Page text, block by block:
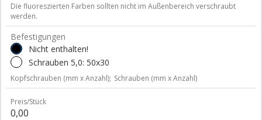
Die fluoreszierten Farben sollten nicht im Außenbereich verschraubt
werden.
Befestigungen
Nicht enthalten!
Schrauben 5,0: 50x30
Kopfschrauben (mm x Anzahl); Schrauben (mm x Anzahl)
Preis/Stück
0,00